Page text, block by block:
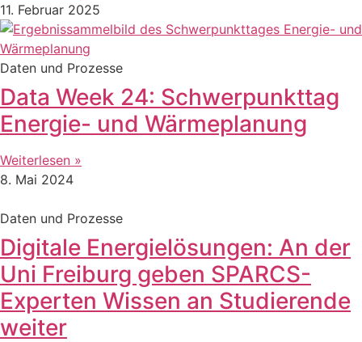
11. Februar 2025
Daten und Prozesse
Data Week 24: Schwerpunkttag
Energie- und Wärmeplanung
Weiterlesen »
8. Mai 2024
Daten und Prozesse
Digitale Energielösungen: An der
Uni Freiburg geben SPARCS-
Experten Wissen an Studierende
weiter